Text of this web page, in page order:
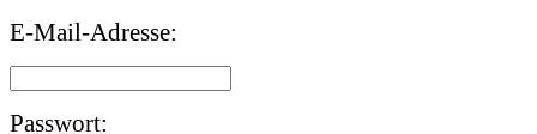
E-Mail-Adresse:
Passwort: